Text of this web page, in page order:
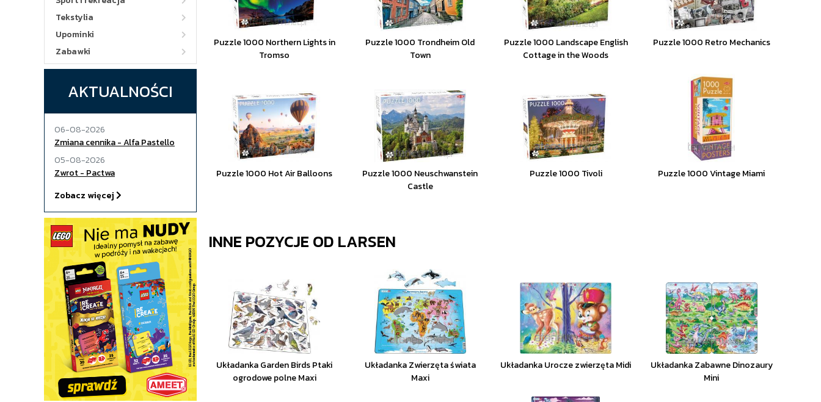
Tekstylia
Upominki
Zabawki
AKTUALNOŚCI
06-08-2026
Zmiana cennika - Alfa Pastello
05-08-2026
Zwrot - Pactwa
Zobacz więcej
Puzzle 1000 Northern Lights in
Tromso
Puzzle 1000 Trondheim Old
Town
Puzzle 1000 Landscape English
Cottage in the Woods
Puzzle 1000 Retro Mechanics
Puzzle 1000 Hot Air Balloons
Puzzle 1000 Neuschwanstein
Castle
Puzzle 1000 Tivoli Puzzle 1000 Vintage Miami
INNE POZYCJE OD LARSEN
Układanka Garden Birds Ptaki
ogrodowe polne Maxi
Układanka Zwierzęta świata
Maxi
Układanka Urocze zwierzęta Midi
Układanka Zabawne Dinozaury
Mini